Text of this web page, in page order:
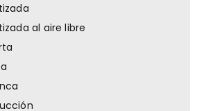
al aire libre